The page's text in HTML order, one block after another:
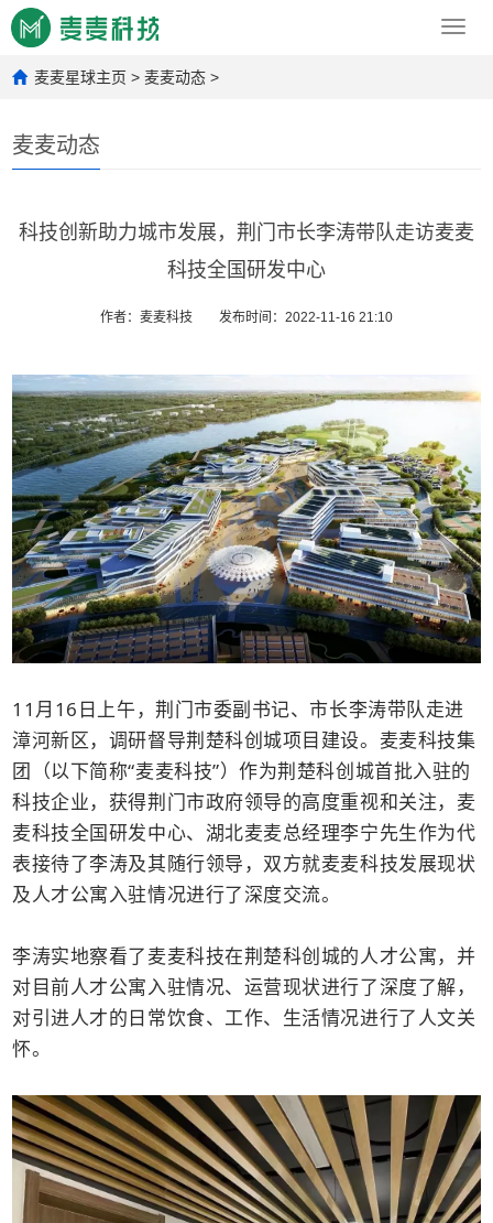
麦麦星球主页 >麦麦动态 >
麦麦动态
科技创新助力城市发展，荆门市长李涛带队走访麦麦
科技全国研发中心
作者：麦麦科技 发布时间：2022-11-16 21:10
11月16日上午，荆门市委副书记、市长李涛带队走进
漳河新区，调研督导荆楚科创城项目建设。麦麦科技集
团（以下简称“麦麦科技”）作为荆楚科创城首批入驻的
科技企业，获得荆门市政府领导的高度重视和关注，麦
麦科技全国研发中心、湖北麦麦总经理李宁先生作为代
表接待了李涛及其随行领导，双方就麦麦科技发展现状
及人才公寓入驻情况进行了深度交流。
李涛实地察看了麦麦科技在荆楚科创城的人才公寓，并
对目前人才公寓入驻情况、运营现状进行了深度了解，
对引进人才的日常饮食、工作、生活情况进行了人文关
怀。